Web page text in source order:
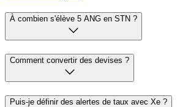
À combien s'élève 5 ANG en STN ?
Comment convertir des devises ?
Puis-je définir des alertes de taux avec Xe ?